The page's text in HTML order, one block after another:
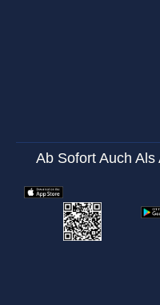
Ab Sofort Auch